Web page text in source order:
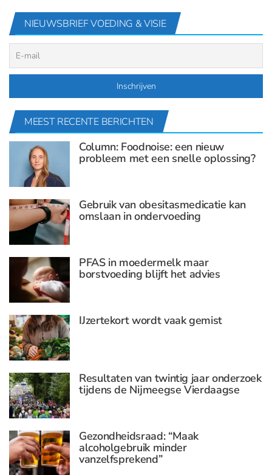
NIEUWSBRIEF VOEDING & VISIE
MEEST RECENTE BERICHTEN
Column: Foodnoise: een nieuw
probleem met een snelle oplossing?
Gebruik van obesitasmedicatie kan
omslaan in ondervoeding
PFAS in moedermelk maar
borstvoeding blijft het advies
IJzertekort wordt vaak gemist
Resultaten van twintig jaar onderzoek
tijdens de Nijmeegse Vierdaagse
Gezondheidsraad: “Maak
alcoholgebruik minder
vanzelfsprekend”